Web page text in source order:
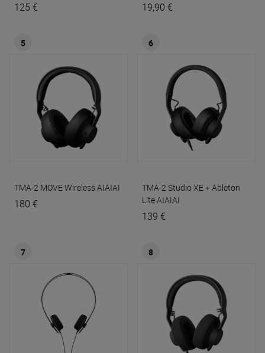
125 € 19,90 €
5
TMA-2 MOVE WirelessAIAIAI
180 €
6
TMA-2 Studio XE + Ableton
LiteAIAIAI
139 €
7 8